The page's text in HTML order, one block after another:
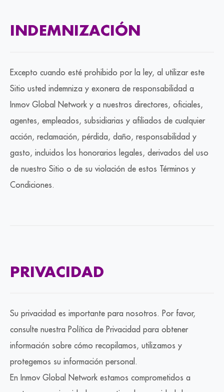
INDEMNIZACIÓN
Excepto cuando esté prohibido por la ley, al utilizar este
Sitio usted indemniza y exonera de responsabilidad a
Inmov Global Network y a nuestros directores, oficiales,
agentes, empleados, subsidiarias y afiliados de cualquier
acción, reclamación, pérdida, daño, responsabilidad y
gasto, incluidos los honorarios legales, derivados del uso
de nuestro Sitio o de su violación de estos Términos y
Condiciones.
PRIVACIDAD
Su privacidad es importante para nosotros. Por favor,
consulte nuestra Política de Privacidad para obtener
información sobre cómo recopilamos, utilizamos y
protegemos su información personal.
En Inmov Global Network estamos comprometidos a